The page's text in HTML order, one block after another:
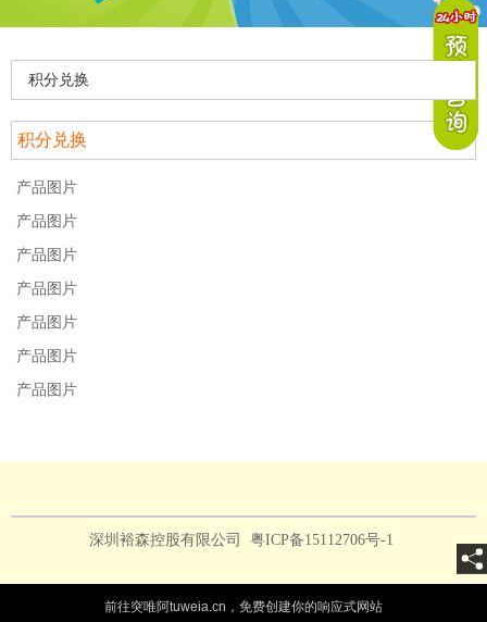
积分兑换
积分兑换
产品图片
产品图片
产品图片
产品图片
产品图片
产品图片
产品图片
深圳裕森控股有限公司 粤ICP备15112706号-1
前往突唯阿tuweia.cn，免费创建你的响应式网站